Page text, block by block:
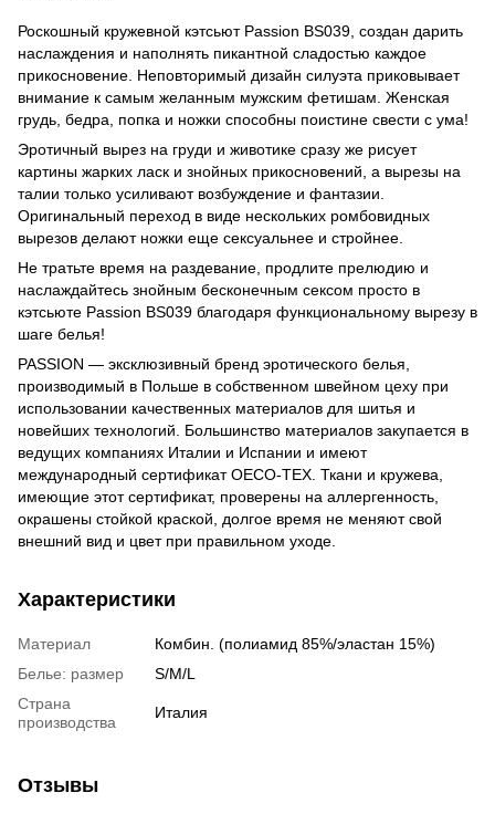
Роскошный кружевной кэтсьют Passion BS039, создан дарить
наслаждения и наполнять пикантной сладостью каждое
прикосновение. Неповторимый дизайн силуэта приковывает
внимание к самым желанным мужским фетишам. Женская
грудь, бедра, попка и ножки способны поистине свести с ума!
Эротичный вырез на груди и животике сразу же рисует
картины жарких ласк и знойных прикосновений, а вырезы на
талии только усиливают возбуждение и фантазии.
Оригинальный переход в виде нескольких ромбовидных
вырезов делают ножки еще сексуальнее и стройнее.
Не тратьте время на раздевание, продлите прелюдию и
наслаждайтесь знойным бесконечным сексом просто в
кэтсьюте Passion BS039 благодаря функциональному вырезу в
шаге белья!
PASSION — эксклюзивный бренд эротического белья,
производимый в Польше в собственном швейном цеху при
использовании качественных материалов для шитья и
новейших технологий. Большинство материалов закупается в
ведущих компаниях Италии и Испании и имеют
международный сертификат OECO-TEX. Ткани и кружева,
имеющие этот сертификат, проверены на аллергенность,
окрашены стойкой краской, долгое время не меняют свой
внешний вид и цвет при правильном уходе.
Характеристики
Материал
Комбин. (полиамид 85%/эластан 15%)
Белье: размер
S/M/L
Страна
производства
Италия
Отзывы